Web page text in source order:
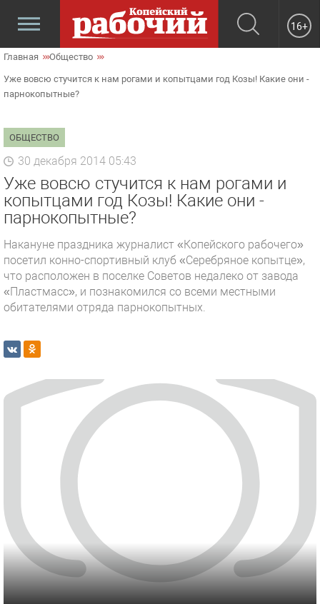
16+
Главная Общество
Уже вовсю стучится к нам рогами и копытцами год Козы! Какие они -
парнокопытные?
ОБЩЕСТВО
30 декабря 2014 05:43
Уже вовсю стучится к нам рогами и
копытцами год Козы! Какие они -
парнокопытные?
Накануне праздника журналист «Копейского рабочего»
посетил конно-спортивный клуб «Серебряное копытце»,
что расположен в поселке Советов недалеко от завода
«Пластмасс», и познакомился со всеми местными
обитателями отряда парнокопытных.